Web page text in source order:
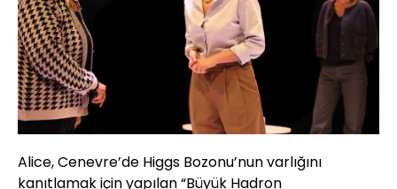
Alice, Cenevre’de Higgs Bozonu’nun varlığını
kanıtlamak için yapılan “Büyük Hadron